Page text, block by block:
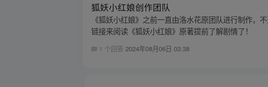
狐妖小红娘创作团队
《狐妖小红娘》之前一直由洛水花原团队进行制作
链接来阅读《狐妖小红娘》原著提前了解剧情了！
1 个回答2024年08月06日 03:38